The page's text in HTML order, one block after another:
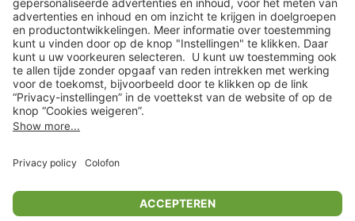
Acties
limango.de limango.pl